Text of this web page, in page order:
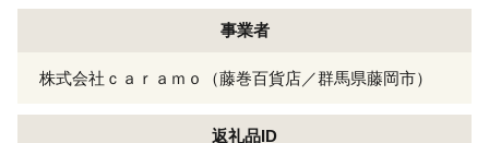
事業者
株式会社ｃａｒａｍｏ（藤巻百貨店／群馬県藤岡市）
返礼品ID